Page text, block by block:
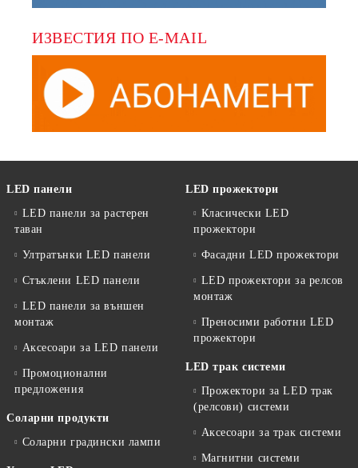
ИЗВЕСТИЯ ПО E-MAIL
LED панели
LED панели за растерен
таван
Ултратънки LED панели
Стъклени LED панели
LED панели за външен
монтаж
Аксесоари за LED панели
Промоционални
предложения
Соларни продукти
Соларни градински лампи
LED прожектори
Класически LED
прожектори
Фасадни LED прожектори
LED прожектори за релсов
монтаж
Преносими работни LED
прожектори
LED трак системи
Прожектори за LED трак
(релсови) системи
Аксесоари за трак системи
Магнитни системи